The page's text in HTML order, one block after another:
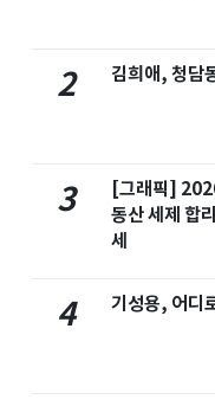
2 김희애, 청담
3
[그래픽]
동산 세제 합
세
4 기성용, 어디